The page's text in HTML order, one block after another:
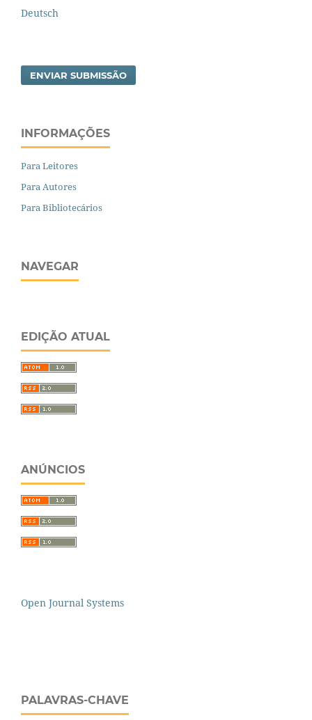
Deutsch
ENVIAR SUBMISSÃO
INFORMAÇÕES
Para Leitores
Para Autores
Para Bibliotecários
NAVEGAR
EDIÇÃO ATUAL
ANÚNCIOS
Open Journal Systems
PALAVRAS-CHAVE